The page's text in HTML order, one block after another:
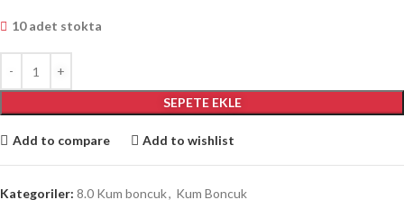
10 adet stokta
SEPETE EKLE
Add to compare Add to wishlist
Kategoriler: 8.0 Kum boncuk, Kum Boncuk